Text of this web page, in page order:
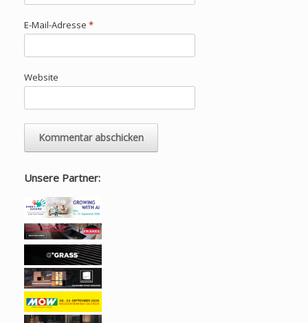
E-Mail-Adresse *
Website
Unsere Partner: